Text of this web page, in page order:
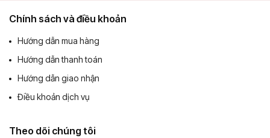
Chính sách và điều khoản
Hướng dẫn mua hàng
Hướng dẫn thanh toán
Hướng dẫn giao nhận
Điều khoản dịch vụ
Theo dõi chúng tôi